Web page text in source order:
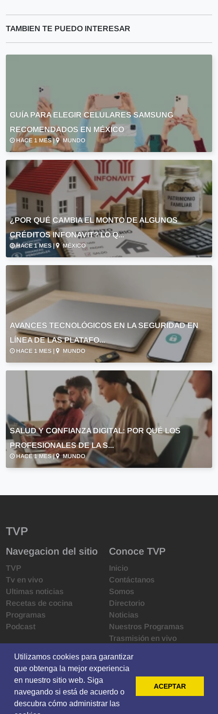
TAMBIEN TE PUEDO INTERESAR
GUÍA PARA ELEGIR CELULARES SAMSUNG
RECOMENDADOS EN MÉXICO
HACE 1 MES | MUNDO
¿POR QUÉ CAMBIA EL MONTO DE ALGUNOS
CRÉDITOS INFONAVIT? LO Q...
HACE 1 MES | MÉXICO
AVANCES TECNOLÓGICOS EN LA SEGURIDAD EN
LÍNEA DE LAS PLATAFO...
HACE 1 MES | MUNDO
SALUD Y CONFIANZA DIGITAL: POR QUÉ LOS
PROFESIONALES DE LA S...
HACE 1 MES | MUNDO
TVP
Navegacion del sitio
TVP
Tv en vivo
Ultimas noticias
Recetas de cocina
Programas
Podcast
Conoce TVP
Inicio
Contáctanos
Somos
Directorio
Noticias
Nuestros Programas
Trasmisión en vivo
Derechos de las audiencias
Código de ética
Redes sociales
Utilizamos cookies para garantizar
que obtenga la mejor experiencia
en nuestro sitio web. Siga
navegando si está de acuerdo o
descubra cómo administrar las
ACEPTAR
Utilizamos cookies para garantizar
que obtenga la mejor experiencia
en nuestro sitio web. Siga
navegando si está de acuerdo o
descubra cómo administrar las
ACEPTAR